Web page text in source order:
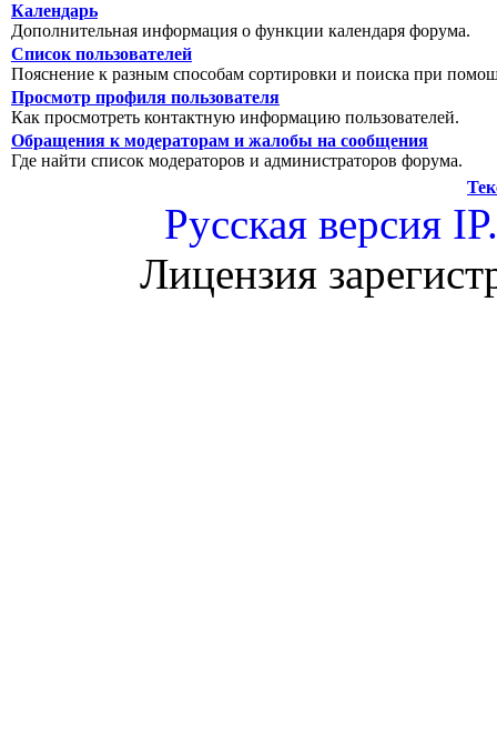
Календарь
Дополнительная информация о функции календаря форума.
Список пользователей
Пояснение к разным способам сортировки и поиска при
Просмотр профиля пользователя
Как просмотреть контактную информацию пользователей.
Обращения к модераторам и жалобы на сообщения
Где найти список модераторов и администраторов форума.
Русская версия
Лицензия